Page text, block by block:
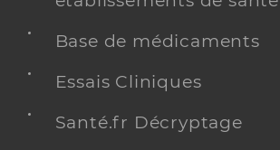
Base de médicaments
Essais Cliniques
Santé.fr Décryptage